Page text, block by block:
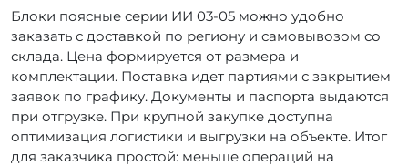
Блоки поясные серии ИИ 03-05 можно удобно
заказать с доставкой по региону и самовывозом со
склада. Цена формируется от размера и
комплектации. Поставка идет партиями с закрытием
заявок по графику. Документы и паспорта выдаются
при отгрузке. При крупной закупке доступна
оптимизация логистики и выгрузки на объекте. Итог
для заказчика простой: меньше операций на